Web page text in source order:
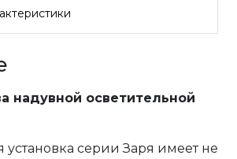
надувной осветительной
установка серии Заря имеет не